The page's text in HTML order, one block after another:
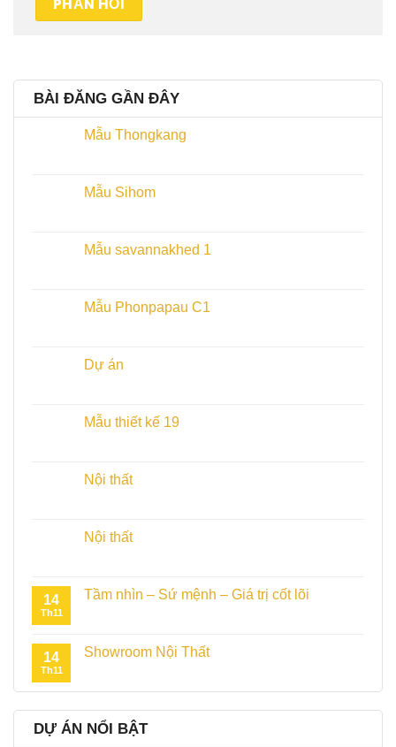
BÀI ĐĂNG GẦN ĐÂY
Mẫu Thongkang
Mẫu Sihom
Mẫu savannakhed 1
Mẫu Phonpapau C1
Dự án
Mẫu thiết kế 19
Nội thất
Nội thất
14
Th11
Tầm nhìn – Sứ mệnh – Giá trị cốt lõi
14
Th11
Showroom Nội Thất
DỰ ÁN NỔI BẬT